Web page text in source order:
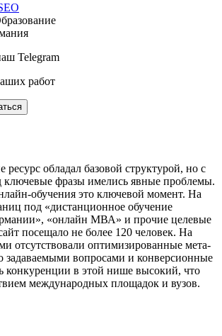
Telegram
работ
ресурс обладал базовой структурой, но с
ключевые фразы имелись явные проблемы.
обучения это ключевой момент. На
под «дистанционное обучение
«онлайн МВА» и прочие целевые
посещало не более 120 человек. На
отсутствовали оптимизированные мета-
задаваемыми вопросами и конверсионные
конкуренции в этой нише высокий, что
международных площадок и вузов.